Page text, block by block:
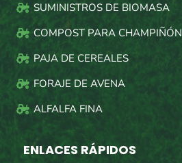
SUMINISTROS DE BIOMASA
COMPOST PARA CHAMPIÑÓN
PAJA DE CEREALES
FORAJE DE AVENA
ALFALFA FINA
ENLACES RÁPIDOS